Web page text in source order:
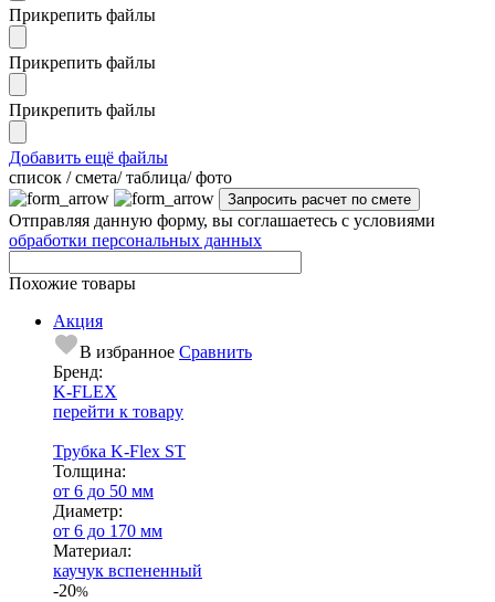
Прикрепить файлы
Прикрепить файлы
Прикрепить файлы
Добавить ещё файлы
cписок / смета/ таблица/ фото
Отправляя данную форму, вы соглашаетесь с условиями
обработки персональных данных
Похожие товары
Акция
В избранное Сравнить
Бренд:
K-FLEX
перейти к товару
Трубка K-Flex ST
Тол­щи­на:
от 6 до 50 мм
Диаметр:
от 6 до 170 мм
Ма­­те­­ри­­ал:
каучук вспененный
-20%